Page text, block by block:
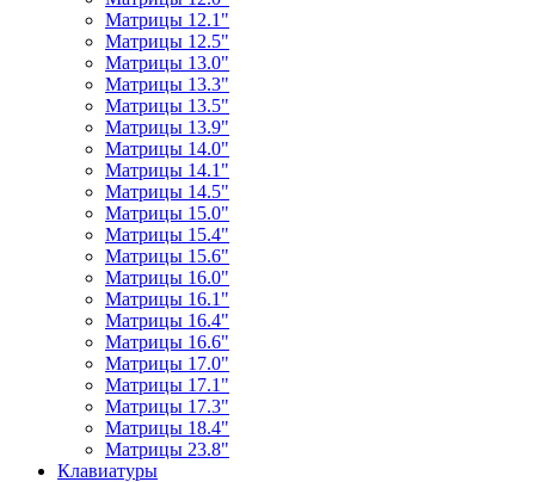
Матрицы 12.1"
Матрицы 12.5"
Матрицы 13.0"
Матрицы 13.3"
Матрицы 13.5"
Матрицы 13.9"
Матрицы 14.0"
Матрицы 14.1"
Матрицы 14.5"
Матрицы 15.0"
Матрицы 15.4"
Матрицы 15.6"
Матрицы 16.0"
Матрицы 16.1"
Матрицы 16.4"
Матрицы 16.6"
Матрицы 17.0"
Матрицы 17.1"
Матрицы 17.3"
Матрицы 18.4"
Матрицы 23.8"
Клавиатуры